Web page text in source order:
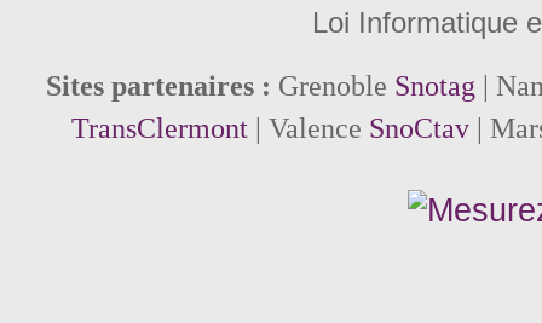
Loi Informatique
Sites partenaires : Grenoble Snotag |
TransClermont| Valence SnoCtav|